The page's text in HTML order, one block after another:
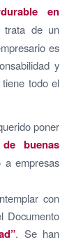
en
trata de un
es
y
todo el
poner
buenas
a empresas
con
Documento
. Se han